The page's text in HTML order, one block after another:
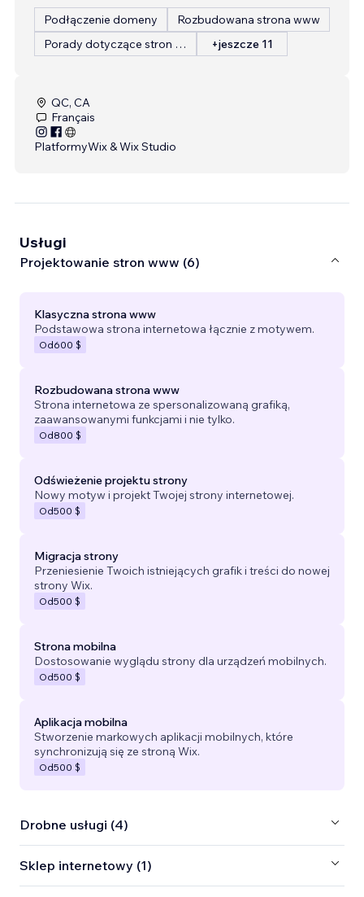
Podłączenie domeny
Rozbudowana strona www
Porady dotyczące stron internetowych
+jeszcze 11
QC, CA
Français
PlatformyWix & Wix Studio
Usługi
Projektowanie stron www (6)
Klasyczna strona www
Podstawowa strona internetowa łącznie z motywem.
Od600 $
Rozbudowana strona www
Strona internetowa ze spersonalizowaną grafiką,
zaawansowanymi funkcjami i nie tylko.
Od800 $
Odświeżenie projektu strony
Nowy motyw i projekt Twojej strony internetowej.
Od500 $
Migracja strony
Przeniesienie Twoich istniejących grafik i treści do nowej
strony Wix.
Od500 $
Strona mobilna
Dostosowanie wyglądu strony dla urządzeń mobilnych.
Od500 $
Aplikacja mobilna
Stworzenie markowych aplikacji mobilnych, które
synchronizują się ze stroną Wix.
Od500 $
Drobne usługi (4)
Sklep internetowy (1)